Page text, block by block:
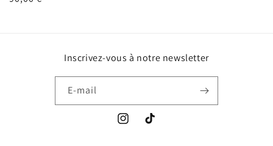
Inscrivez-vous à notre newsletter
E-mail
InstagramTikTok